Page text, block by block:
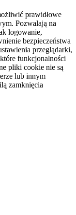
prawidłowe
Pozwalają na
logowanie,
bezpieczeństwa
przeglądarki,
funkcjonalności
pliki cookie nie są
lub innym
zamknięcia